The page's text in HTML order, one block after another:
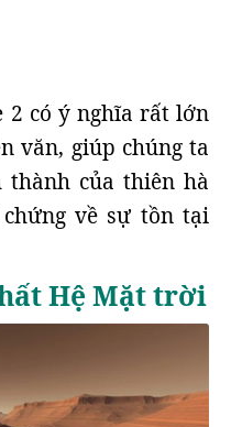
2 có ý nghĩa rất lớn
văn, giúp chúng ta
của thiên hà
về sự tồn tại
Hệ Mặt trời